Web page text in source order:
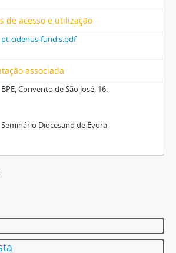
de acesso e utilização
pt-cidehus-fundis.pdf
associada
BPE, Convento de São José, 16.
Seminário Diocesano de Évora